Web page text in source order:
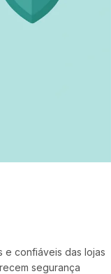
e confiáveis das lojas
segurança